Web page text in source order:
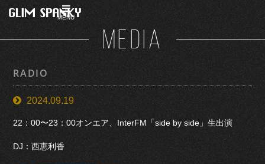
MENU
MEDIA
RADIO
2024.09.19
22：00〜23：00オンエア、InterFM「side by side」生出演
DJ：西恵利香